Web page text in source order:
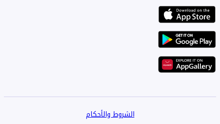
الشروط والأحكام